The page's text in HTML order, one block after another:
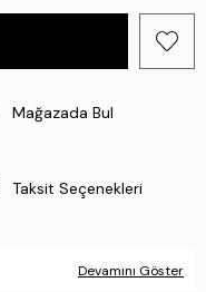
Mağazada Bul
Taksit Seçenekleri
Devamını Göster